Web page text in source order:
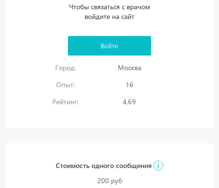
Чтобы связаться с врачом
войдите на сайт
Войти
Город:
Москва
Опыт:
16
Рейтинг:
4,69
Стоимость одного сообщения
i
200 руб